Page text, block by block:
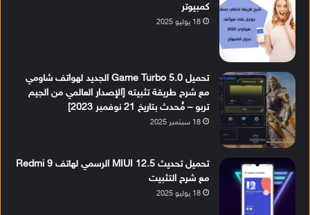
كمبيوتر
18 يوليو 2025
تحميل Game Turbo 5.0 الجديد لهواتف شاومي
مع شرح طريقة تثبيته [الإصدار العالمي من الجيم
تربو – مُحدث بتاريخ 21 نوفمبر 2023]
18 سبتمبر 2025
تحميل تحديث MIUI 12.5 الرسمي لهاتف Redmi 9
مع شرح التثبيت
18 يوليو 2025